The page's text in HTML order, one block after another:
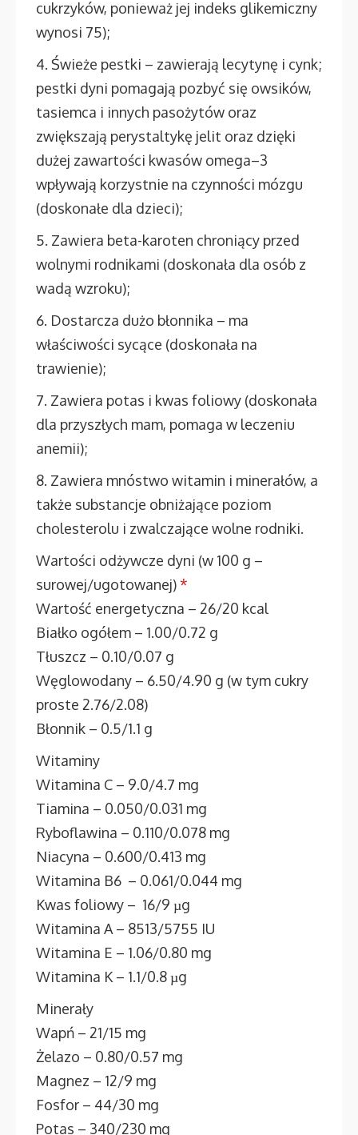
cukrzyków, ponieważ jej indeks glikemiczny
wynosi 75);
4. Świeże pestki – zawierają lecytynę i cynk;
pestki dyni pomagają pozbyć się owsików,
tasiemca i innych pasożytów oraz
zwiększają perystaltykę jelit oraz dzięki
dużej zawartości kwasów omega–3
wpływają korzystnie na czynności mózgu
(doskonałe dla dzieci);
5. Zawiera beta-karoten chroniący przed
wolnymi rodnikami (doskonała dla osób z
wadą wzroku);
6. Dostarcza dużo błonnika – ma
właściwości sycące (doskonała na
trawienie);
7. Zawiera potas i kwas foliowy (doskonała
dla przyszłych mam, pomaga w leczeniu
anemii);
8. Zawiera mnóstwo witamin i minerałów, a
także substancje obniżające poziom
cholesterolu i zwalczające wolne rodniki.
Wartości odżywcze dyni (w 100 g –
surowej/ugotowanej)*
Wartość energetyczna – 26/20 kcal
Białko ogółem – 1.00/0.72 g
Tłuszcz – 0.10/0.07 g
Węglowodany – 6.50/4.90 g (w tym cukry
proste 2.76/2.08)
Błonnik – 0.5/1.1 g
Witaminy
Witamina C – 9.0/4.7 mg
Tiamina – 0.050/0.031 mg
Ryboflawina – 0.110/0.078 mg
Niacyna – 0.600/0.413 mg
Witamina B6 – 0.061/0.044 mg
Kwas foliowy – 16/9 µg
Witamina A – 8513/5755 IU
Witamina E – 1.06/0.80 mg
Witamina K – 1.1/0.8 µg
Minerały
Wapń – 21/15 mg
Żelazo – 0.80/0.57 mg
Magnez – 12/9 mg
Fosfor – 44/30 mg
Potas – 340/230 mg